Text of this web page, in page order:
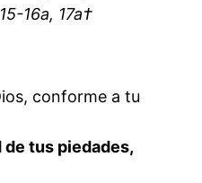
16a, 17a†
conforme a tu
tus piedades,